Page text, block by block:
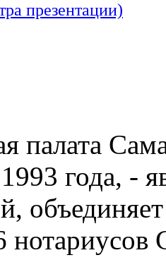
презентации)
палата
года, -
нотариусов